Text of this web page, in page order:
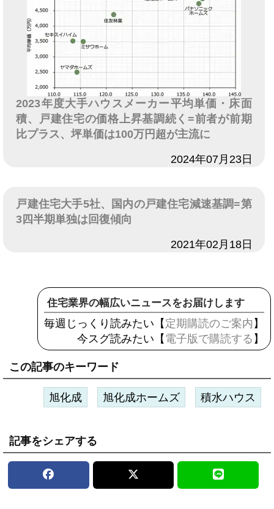
2023年度大手ハウスメーカー平均単価・床面
積、戸建住宅の価格上昇基調続く=前者が前期
比プラス、坪単価は100万円超が主流に
2024年07月23日
戸建住宅大手5社、国内の戸建住宅減速基調=第
3四半期単独は回復傾向
2021年02月18日
住宅業界の幅広いニュースをお届けします
毎週じっくり読みたい【 定期購読のご案内 】
今スグ読みたい【 電子版で購読する 】
この記事のキーワード
旭化成 旭化成ホームズ 積水ハウス
記事をシェアする